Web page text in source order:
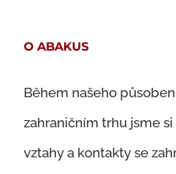
O ABAKUS
Během našeho
zahraničním trhu jsme
vztahy a kontakty se